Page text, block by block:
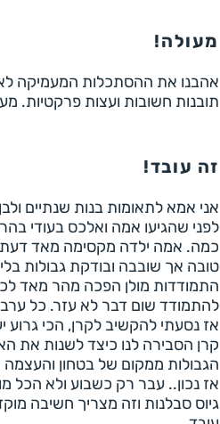
מעולה!
אהבנו את ההסתכלות המעמיקה
תובנות חשובות ועצות פרקטיות.
זה עובד!
אני אמא לתאומות בנות שנתיים ולבן
לפני שהגיעו אמה ואלכס בעודי
כמה. אמה ילדה מקסימה מאד
טובה אך שובבה ובודקת גבולות
התמודדות מולן הפכה מהר מאד
להתמודד שום דבר לא עזר. כל
אז נסעתי להקשיב לקרן, הכי גרוע
קרן הסבירה לנו כיצד לשנות את
הגבולות ממקום של בטחון והעצמה
אז נכון.. עבר רק כשבוע ולא הכל
גיוס סבלנות וזה מצריך חשיבה